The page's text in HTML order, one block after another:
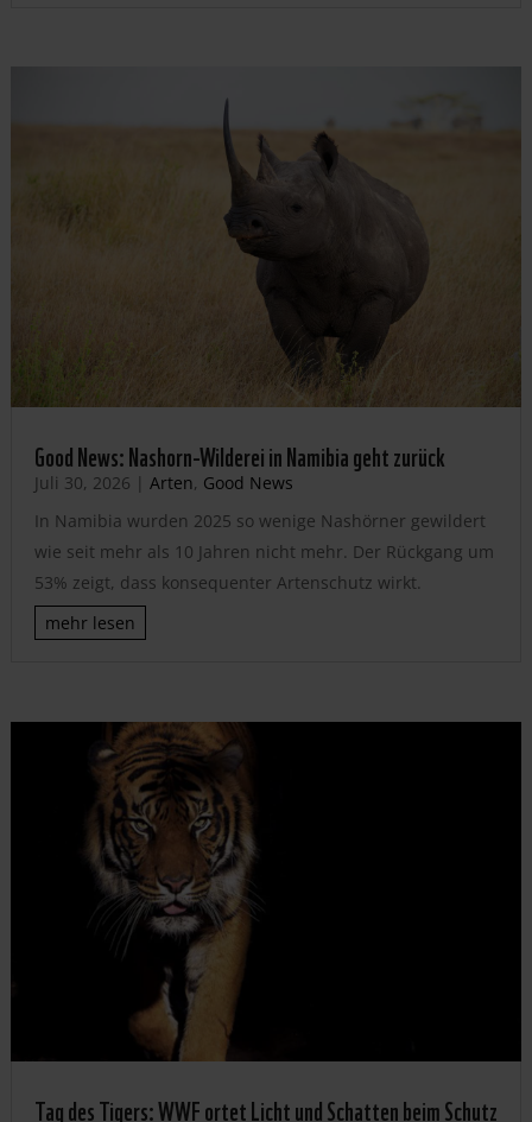
Good News: Nashorn-Wilderei in Namibia geht zurück
Juli 30, 2026 | Arten, Good News
In Namibia wurden 2025 so wenige Nashörner gewildert
wie seit mehr als 10 Jahren nicht mehr. Der Rückgang um
53% zeigt, dass konsequenter Artenschutz wirkt.
mehr lesen
Tag des Tigers: WWF ortet Licht und Schatten beim Schutz